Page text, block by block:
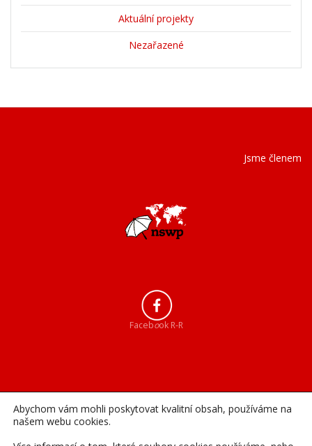
Aktuální projekty
Nezařazené
Jsme členem
Facebook R-R
Abychom vám mohli poskytovat kvalitní obsah, používáme na
našem webu cookies.